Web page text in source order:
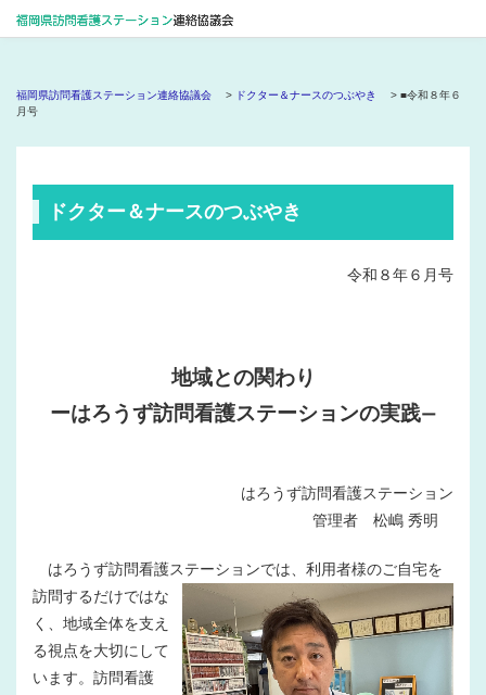
福岡県訪問看護ステーション連絡協議会 > ドクター＆ナースのつぶやき
> ■令和８年６
月号
ドクター＆ナースのつぶやき
令和８年６月号
地域との関わり
ーはろうず訪問看護ステーションの実践ー
はろうず訪問看護ステーション
管理者 松嶋 秀明
はろうず訪問看護ステーションでは、利用者様のご自宅を
訪問するだけではな
く、地域全体を支え
る視点を大切にして
います。訪問看護